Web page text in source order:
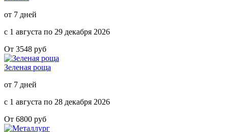
от 7 дней
с 1 августа по 29 декабря 2026
От 3548 руб
Зеленая роща
от 7 дней
с 1 августа по 28 декабря 2026
От 6800 руб